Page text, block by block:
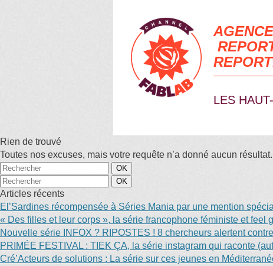
LES
Rien de trouvé
Toutes nos excuses, mais votre requête n’a donné aucun
Articles récents
El’Sardines récompensée à Séries Mania par une mention
« Des filles et leur corps », la série francophone féministe et
Nouvelle série INFOX ? RIPOSTES ! 8 chercheurs alertent
PRIMÉE FESTIVAL : TIEK ÇA, la série instagram qui raconte
Cré’Acteurs de solutions : La série sur ces jeunes en